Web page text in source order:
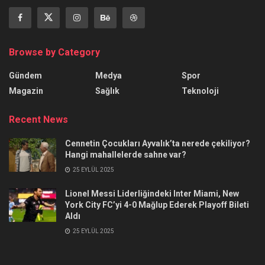
Browse by Category
Gündem
Magazin
Medya
Sağlık
Spor
Teknoloji
Recent News
Cennetin Çocukları Ayvalık’ta nerede çekiliyor?
Hangi mahallelerde sahne var?
25 EYLÜL 2025
Lionel Messi Liderliğindeki Inter Miami, New
York City FC’yi 4-0 Mağlup Ederek Playoff Bileti
Aldı
25 EYLÜL 2025